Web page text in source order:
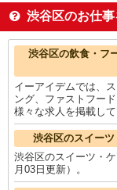
ルートセールス2,100円
英会話・語学関連2,070円
ヘルプデスク・ユーザー
渋谷区の他の職種の平均
渋谷区のお仕
渋谷区の飲食・フ
イーアイデムでは、
ング、ファストフー
様々な求人を掲載して
渋谷区のスイー
渋谷区のスイーツ・
月03日更新）。